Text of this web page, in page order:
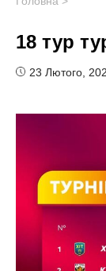
18 тур
23 Лютого,